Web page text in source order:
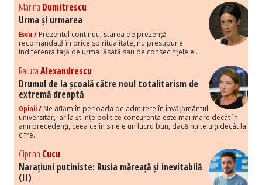
Marina Dumitrescu
Urma și urmarea
Eseu / Prezentul continuu, starea de prezență
recomandată în orice spiritualitate, nu presupune
indiferența față de urma lăsată sau de consecințele ei.
RalucaAlexandrescu
Drumul de la școală către noul totalitarism de
extremă dreaptă
Opinii / Ne aflăm în perioada de admitere în învățământul
universitar, iar la științe politice concurența este mai mare decât în
anii precedenți, ceea ce în sine e un lucru bun, dacă nu te uiți decât la
cifre.
Ciprian Cucu
Narațiuni putiniste: Rusia măreață și inevitabilă
(II)